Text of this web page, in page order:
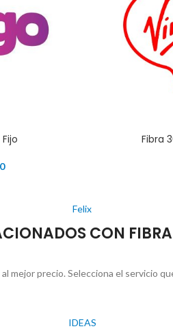
Fibra
Felix
CON
mejor precio. Selecciona el servicio
IDEAS